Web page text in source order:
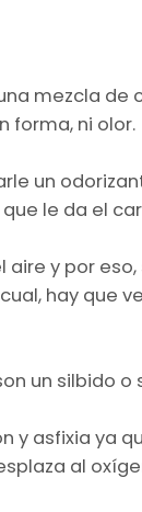
mezcla
forma, ni olor.
un
que le da el
y por
hay que
un silbido o
y asfixia ya
al